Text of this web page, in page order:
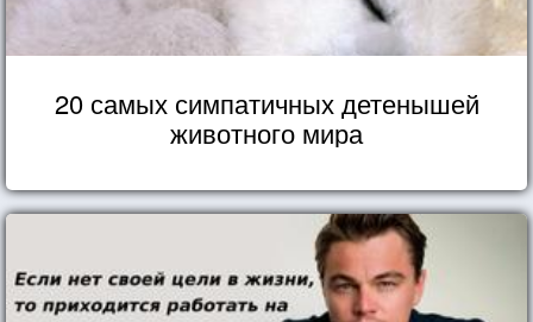
20 самых симпатичных детенышей
животного мира